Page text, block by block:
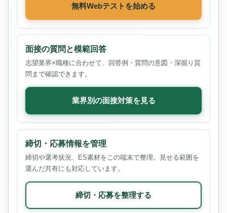
無料Webテストを始める
面接の質問と模範回答
志望業界×職種に合わせて、回答例・質問の意図・深掘り質
問まで確認できます。
業界別の面接対策を見る
締切・応募情報を管理
締切や選考状況、ES素材をこの端末で整理。見せる範囲を
選んだ共有にも対応しています。
締切・応募を整理する